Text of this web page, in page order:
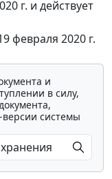
г. и действует
февраля 2020 г.
и
в силу,
версии системы